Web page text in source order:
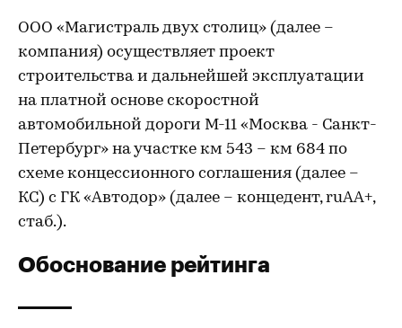
ООО «Магистраль двух столиц» (далее –
компания) осуществляет проект
строительства и дальнейшей эксплуатации
на платной основе скоростной
автомобильной дороги М-11 «Москва - Санкт-
Петербург» на участке км 543 – км 684 по
схеме концессионного соглашения (далее –
КС) с ГК «Автодор» (далее – концедент, ruAA+,
стаб.).
Обоснование рейтинга